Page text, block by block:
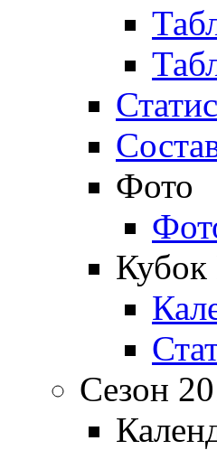
Фото
Кубок
Сезон